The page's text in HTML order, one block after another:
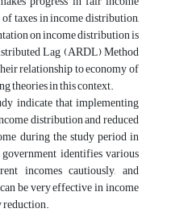
taxes in income distribution,
on income distribution is
Lag (ARDL) Method
relationship to economy of
theories in this context.
indicate that implementing
distribution and reduced
during the study period in
identifies various
incomes cautiously, and
be very effective in income
reduction.